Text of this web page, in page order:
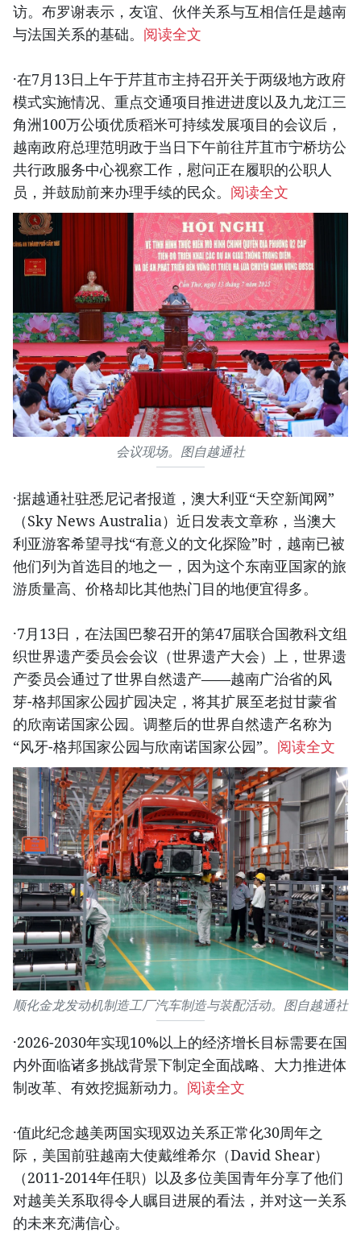
访。布罗谢表示，友谊、伙伴关系与互相信任是越南
与法国关系的基础。 阅读全文
·在7月13日上午于芹苴市主持召开关于两级地方政府
模式实施情况、重点交通项目推进进度以及九龙江三
角洲100万公顷优质稻米可持续发展项目的会议后，
越南政府总理范明政于当日下午前往芹苴市宁桥坊公
共行政服务中心视察工作，慰问正在履职的公职人
员，并鼓励前来办理手续的民众。 阅读全文
会议现场。图自越通社
·据越通社驻悉尼记者报道，澳大利亚“天空新闻网”
（Sky News Australia）近日发表文章称，当澳大
利亚游客希望寻找“有意义的文化探险”时，越南已被
他们列为首选目的地之一，因为这个东南亚国家的旅
游质量高、价格却比其他热门目的地便宜得多。
·7月13日，在法国巴黎召开的第47届联合国教科文组
织世界遗产委员会会议（世界遗产大会）上，世界遗
产委员会通过了世界自然遗产——越南广治省的风
芽-格邦国家公园扩园决定，将其扩展至老挝甘蒙省
的欣南诺国家公园。调整后的世界自然遗产名称为
“风牙-格邦国家公园与欣南诺国家公园”。 阅读全文
顺化金龙发动机制造工厂汽车制造与装配活动。图自越通社
·2026-2030年实现10%以上的经济增长目标需要在国
内外面临诸多挑战背景下制定全面战略、大力推进体
制改革、有效挖掘新动力。 阅读全文
·值此纪念越美两国实现双边关系正常化30周年之
际，美国前驻越南大使戴维希尔（David Shear）
（2011-2014年任职）以及多位美国青年分享了他们
对越美关系取得令人瞩目进展的看法，并对这一关系
的未来充满信心。